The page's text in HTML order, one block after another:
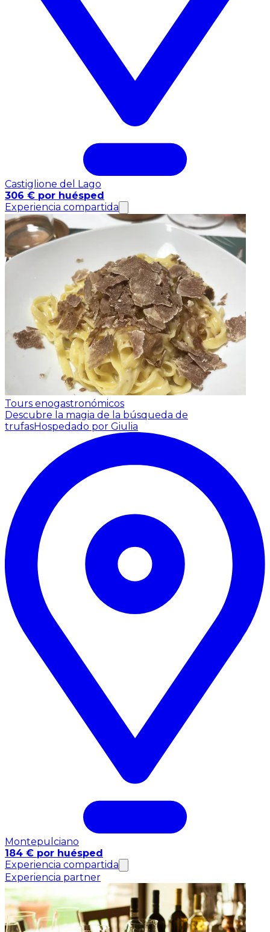
Castiglione del Lago
306 € por huésped
Experiencia compartida
Tours enogastronómicos
Descubre la magia de la búsqueda de
trufasHospedado por Giulia
Montepulciano
184 € por huésped
Experiencia compartida
Experiencia partner